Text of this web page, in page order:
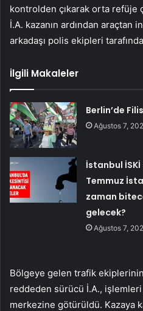
kontrolden çıkarak orta refüje
İ.A. kazanın ardından araçtan
arkadaşı polis ekipleri
İlgili Makaleler
Berlin’de
Ağustos 7,
İstanbul
Temmuz
zaman
gelecek?
Ağustos 7,
Bölgeye gelen trafik
reddeden sürücü İ.A.,
merkezine götürüldü. Kazaya